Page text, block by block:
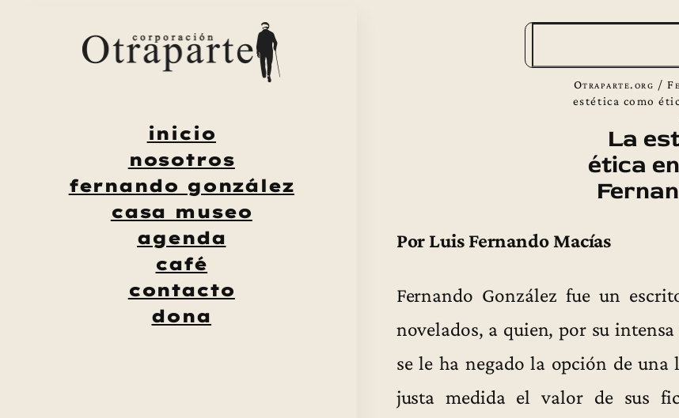
inicio
nosotros
fernando gonzález
casa museo
agenda
café
contacto
dona
Otraparte.org /
estética como
La
ética
Por Luis Fernando Macías
Fernando González fue un
novelados, a quien, por su
se le ha negado la opción de una
justa medida el valor de sus